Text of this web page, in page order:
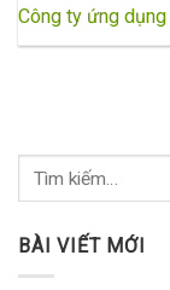
BÀI VIẾT MỚI
Công ty ứng dụng
đưa web tải